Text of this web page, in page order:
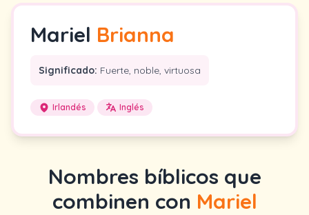
Mariel Brianna
Significado: Fuerte, noble, virtuosa
Irlandés Inglés
Nombres bíblicos que
combinen con Mariel